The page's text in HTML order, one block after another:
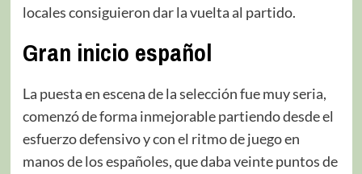
locales consiguieron dar la vuelta al partido.
Gran inicio español
La puesta en escena de la selección fue muy seria,
comenzó de forma inmejorable partiendo desde el
esfuerzo defensivo y con el ritmo de juego en
manos de los españoles, que daba veinte puntos de